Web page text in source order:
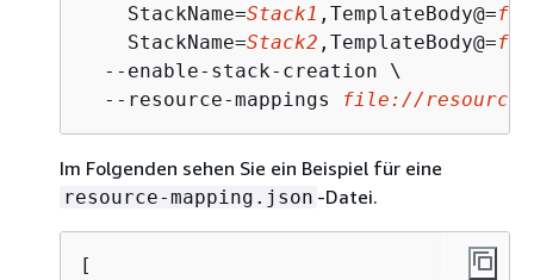
    StackName=
Stack1 ,TemplateBody@=
    StackName=
Stack2 ,TemplateBody@=
  --enable-stack-creation \
  --resource-mappings
file://resource-
Im Folgenden sehen Sie ein Beispiel für eine
resource-mapping.json -Datei.
[